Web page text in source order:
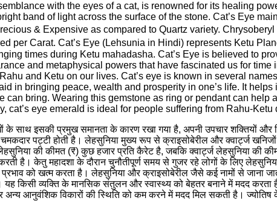
with the eyes of a cat, is renowned for its healing
band of light across the surface of the stone. Cat’s Eye
& Expensive as compared to Quartz variety.
per Carat. Cat’s Eye (Lehsunia in Hindi) represents Ketu
times during Ketu mahadasha. Cat’s Eye is believed to
and metaphysical powers that have fascinated us for time
and Ketu on our lives. Cat’s eye is known in several
in bringing peace, wealth and prosperity in one’s life. It helps
can bring. Wearing this gemstone as ring or pendant can
cat’s eye emerald is ideal for people suffering from Rahu-Ketu
साथ इसकी प्रमुख समानता के कारण रखा गया है, अपनी उपचार शक्तियों और
पट्टी होती है। लेहसुनिया मुख्य रूप से क्राइसोबेरील और क्वार्ट्ज
की कीमत (₹) कुछ हजार प्रति कैरेट है, जबकि क्वार्ट्ज लेहसुनिया की
है। केतु महादशा के दौरान चुनौतीपूर्ण समय से गुजर रहे लोगों के लिए
को खत्म करता है। लेहसुनिया और क्राइसोबेरील जैसे कई नामों से जाना
किसी व्यक्ति के मानसिक संतुलन और स्वास्थ्य को बेहतर बनाने में मदद
आनुवंशिक विकारों की स्थिति को कम करने में मदद मिल सकती है। ज्योतिष